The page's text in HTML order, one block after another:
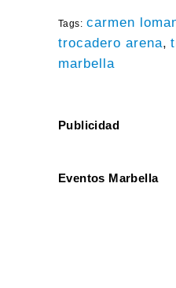
Tags: carmen
trocadero arena,
marbella
Publicidad
Eventos Marbella